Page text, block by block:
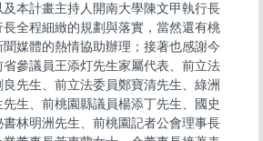
本計畫主持人開南大學陳文甲執行長
全程細緻的規劃與落實，當然還有桃
媒體的熱情協助辦理；接著也感謝今
參議員王添灯先生家屬代表、前立法
先生、前立法委員鄭寶清先生、綠洲
生、前桃園縣議員楊添丁先生、國史
林明洲先生、前桃園記者公會理事長